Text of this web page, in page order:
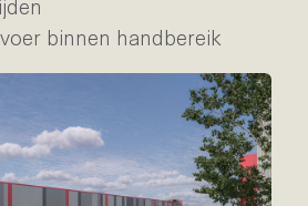
binnen handbereik